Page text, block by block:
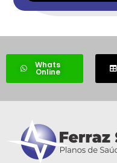
Whats
Online